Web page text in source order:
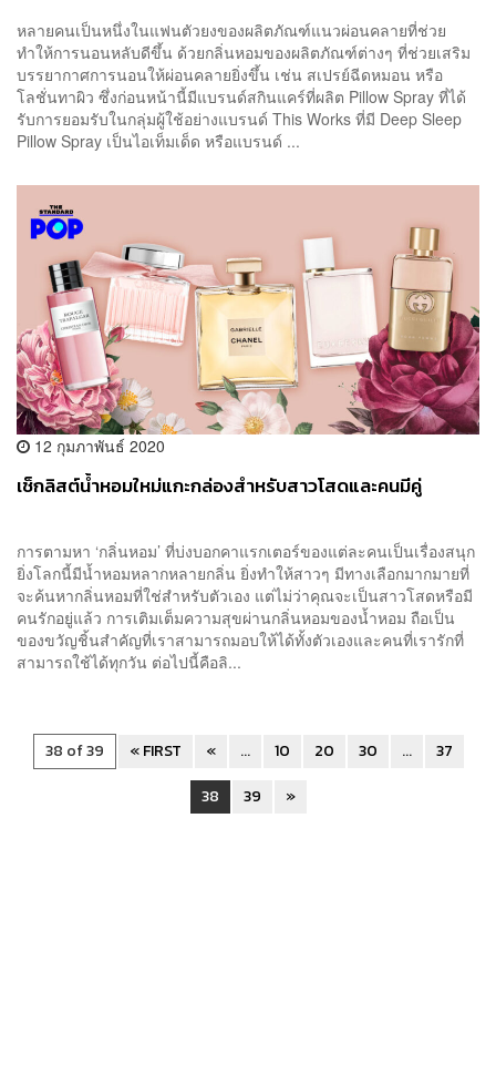
หลายคนเป็นหนึ่งในแฟนตัวยงของผลิตภัณฑ์แนวผ่อนคลายที่ช่วย
ทำให้การนอนหลับดีขึ้น ด้วยกลิ่นหอมของผลิตภัณฑ์ต่างๆ ที่ช่วยเสริม
บรรยากาศการนอนให้ผ่อนคลายยิ่งขึ้น เช่น สเปรย์ฉีดหมอน หรือ
โลชั่นทาผิว ซึ่งก่อนหน้านี้มีแบรนด์สกินแคร์ที่ผลิต Pillow Spray ที่ได้
รับการยอมรับในกลุ่มผู้ใช้อย่างแบรนด์ This Works ที่มี Deep Sleep
Pillow Spray เป็นไอเท็มเด็ด หรือแบรนด์ ...
12 กุมภาพันธ์ 2020
เช็กลิสต์น้ำหอมใหม่แกะกล่องสำหรับสาวโสดและคนมีคู่
การตามหา ‘กลิ่นหอม’ ที่บ่งบอกคาแรกเตอร์ของแต่ละคนเป็นเรื่องสนุก
ยิ่งโลกนี้มีน้ำหอมหลากหลายกลิ่น ยิ่งทำให้สาวๆ มีทางเลือกมากมายที่
จะค้นหากลิ่นหอมที่ใช่สำหรับตัวเอง แต่ไม่ว่าคุณจะเป็นสาวโสดหรือมี
คนรักอยู่แล้ว การเติมเต็มความสุขผ่านกลิ่นหอมของน้ำหอม ถือเป็น
ของขวัญชิ้นสำคัญที่เราสามารถมอบให้ได้ทั้งตัวเองและคนที่เรารักที่
สามารถใช้ได้ทุกวัน ต่อไปนี้คือลิ...
38 of 39 « FIRST « ... 10 20 30 ...
37
38
39 »